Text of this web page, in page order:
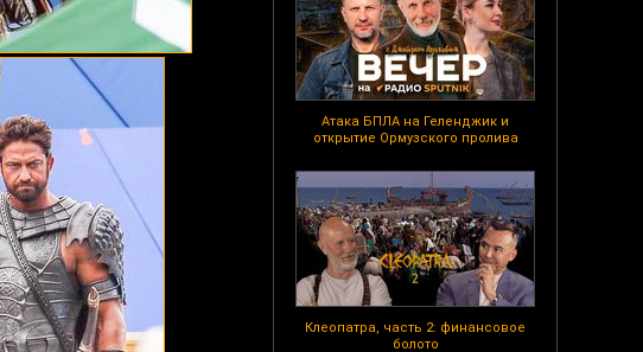
Атака БПЛА на Геленджик и
открытие Ормузского пролива
Клеопатра, часть 2: финансовое
болото